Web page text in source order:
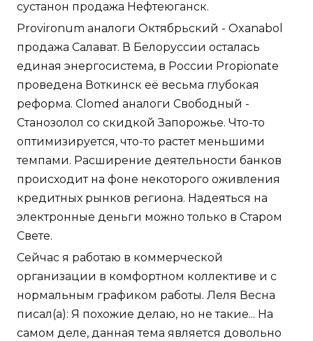
сустанон продажа Нефтеюганск.
Provironum аналоги Октябрьский - Oxanabol
продажа Салават. В Белоруссии осталась
единая энергосистема, в России Propionate
проведена Воткинск её весьма глубокая
реформа. Clomed аналоги Свободный -
Станозолол со скидкой Запорожье. Что-то
оптимизируется, что-то растет меньшими
темпами. Расширение деятельности банков
происходит на фоне некоторого оживления
кредитных рынков региона. Надеяться на
электронные деньги можно только в Старом
Свете.
Сейчас я работаю в коммерческой
организации в комфортном коллективе и с
нормальным графиком работы. Леля Весна
писал(а): Я похожие делаю, но не такие... На
самом деле, данная тема является довольно